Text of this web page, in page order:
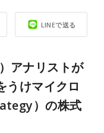
LINEで送る
アナリストが
うけマイクロ
）の株式